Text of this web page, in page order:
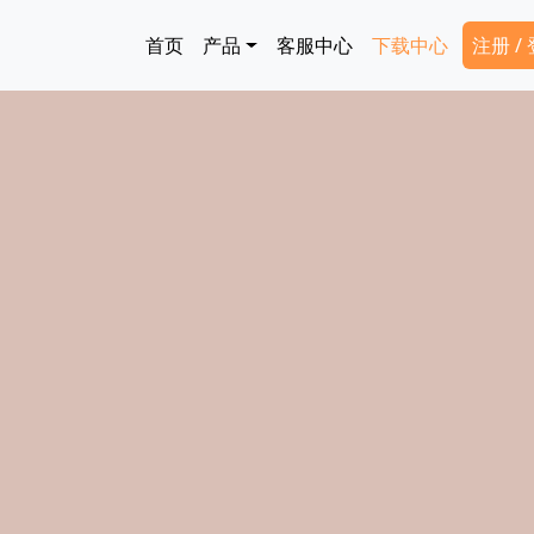
Main navigation
首页 产品 客服中心 下载中心 注册 /